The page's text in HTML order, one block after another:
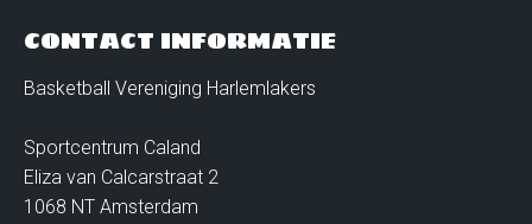
CONTACT INFORMATIE
Basketball Vereniging Harlemlakers
Sportcentrum Caland
Eliza van Calcarstraat 2
1068 NT Amsterdam